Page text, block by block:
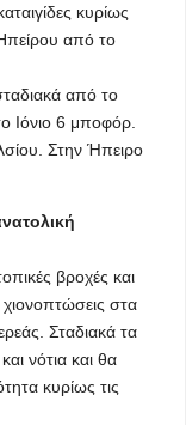
κυρίως
από το
από το
Ιόνιο 6 μποφόρ.
Στην Ήπειρο
βροχές και
χιονοπτώσεις στα
Σταδιακά τα
νότια και θα
κυρίως τις